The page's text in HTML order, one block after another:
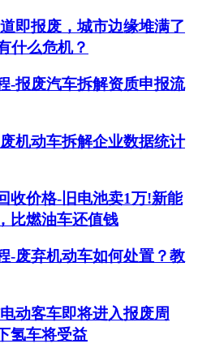
即报废，城市边缘堆满了
什么危机？
-报废汽车拆解资质申报流
机动车拆解企业数据统计
收价格-旧电池卖1万!新能
比燃油车还值钱
-废弃机动车如何处置？教
动客车即将进入报废周
氢车将受益